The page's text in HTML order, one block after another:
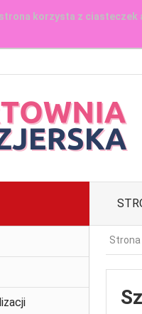
korzysta z ciasteczek
Strona